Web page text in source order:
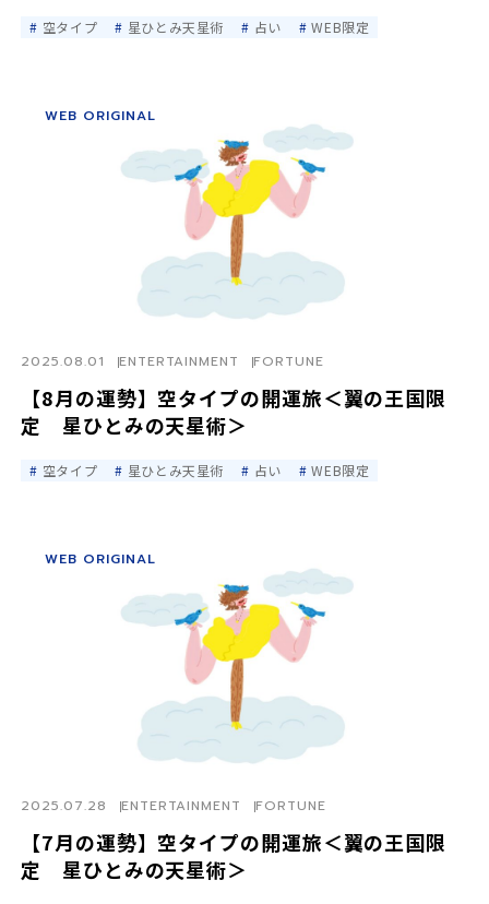
空タイプ 星ひとみ天星術 占い WEB限定
【8月の運勢】空タイプの開運旅＜翼の王国限
定 星ひとみの天星術＞
2025.08.01 ENTERTAINMENT FORTUNE
WEB ORIGINAL
空タイプ 星ひとみ天星術 占い WEB限定
【7月の運勢】空タイプの開運旅＜翼の王国限
定 星ひとみの天星術＞
2025.07.28 ENTERTAINMENT FORTUNE
WEB ORIGINAL